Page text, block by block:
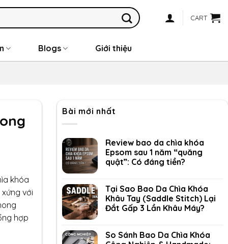
CART
Blogs Giới thiệu
khóa
với
hợp
Bài mới nhất
Review bao da chìa khóa
Epsom sau 1 năm “quăng
quật”: Có đáng tiền?
Tại Sao Bao Da Chìa Khóa
Khâu Tay (Saddle Stitch) Lại
Đắt Gấp 3 Lần Khâu Máy?
So Sánh Bao Da Chìa Khóa